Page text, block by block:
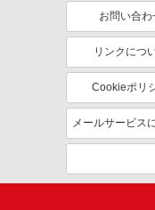
お問い合わ
リンクにつ
Cookieポリ
メールサービス